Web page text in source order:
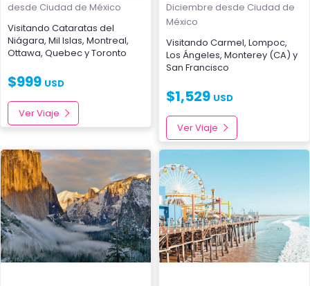
desde Ciudad de México
Visitando Cataratas del
Niágara, Mil Islas, Montreal,
Ottawa, QuebecyToronto
$999 USD
Ver Viaje
Diciembre desde Ciudad de
México
Visitando Carmel, Lompoc,
Los Ángeles, Monterey (CA) y
San Francisco
$1,529 USD
Ver Viaje